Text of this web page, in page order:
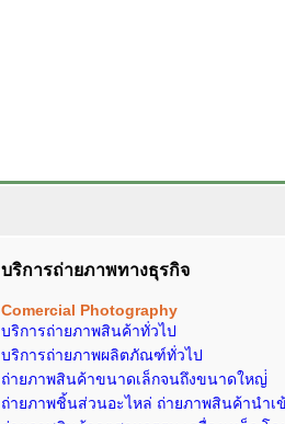
บริการถ่ายภาพทางธุรกิจ
Comercial Photography
บริการถ่ายภาพสินค้าทั่วไป
บริการถ่ายภาพผลิตภัณฑ์ทั่วไป
ถ่ายภาพสินค้าขนาดเล็กจนถึงขนาดใหญ่่
ถ่ายภาพชิ้นส่วนอะไหล่ ถ่ายภาพสินค้านำเ